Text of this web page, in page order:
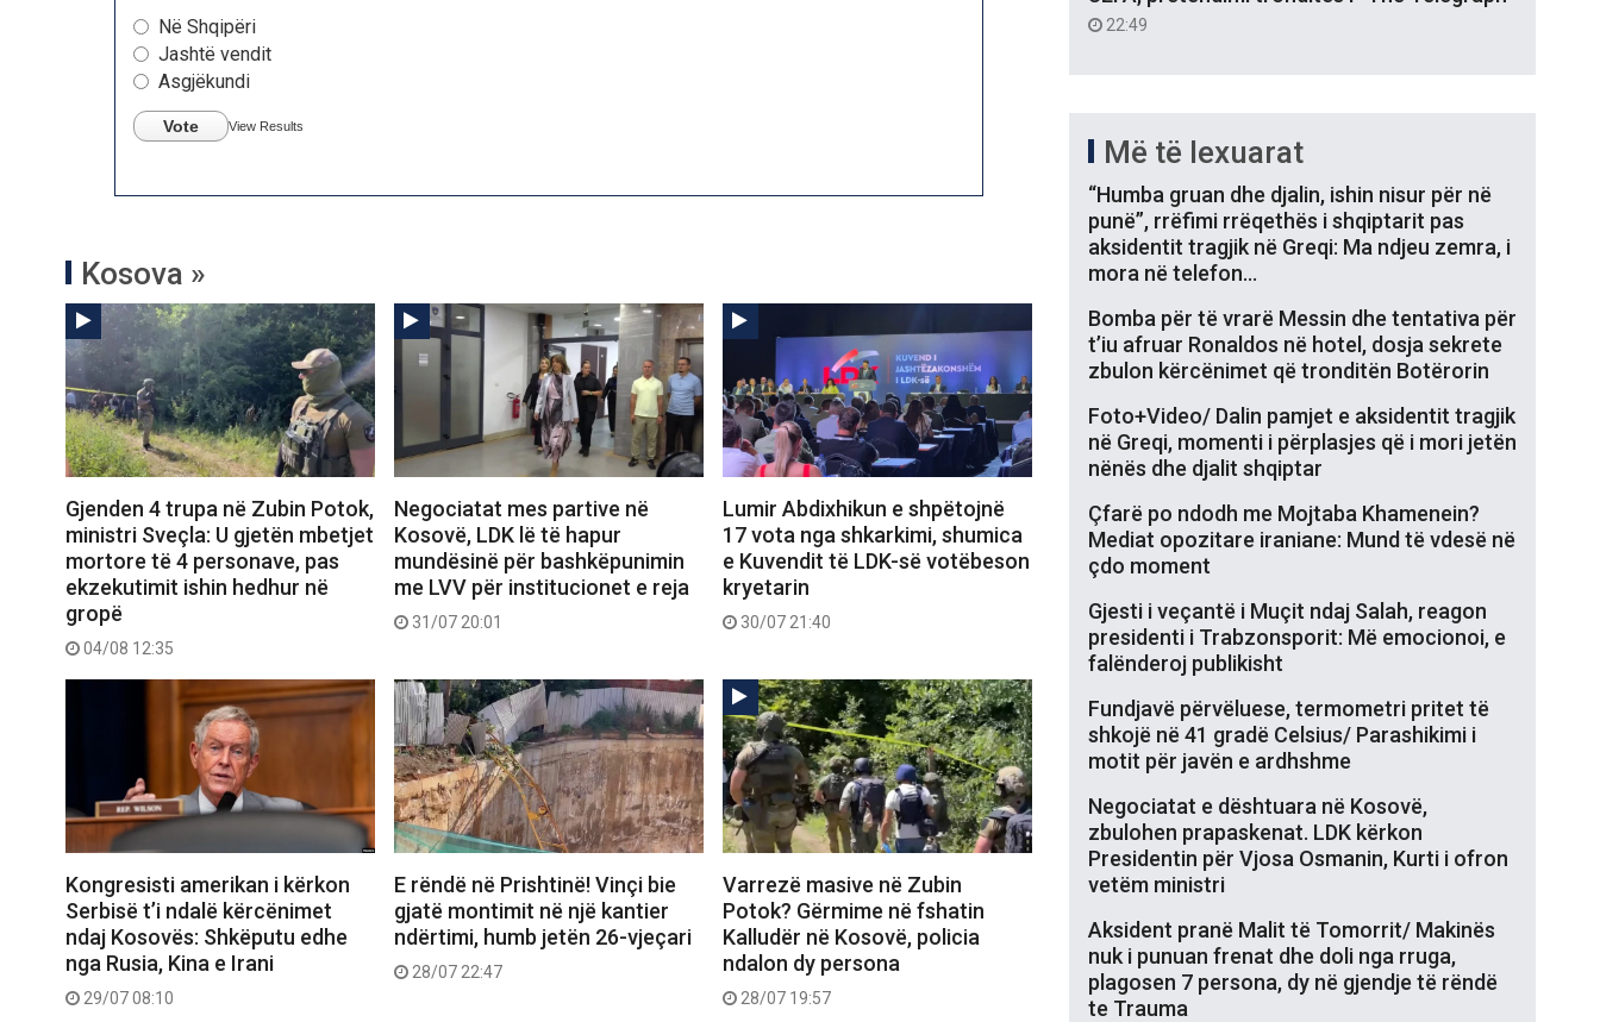
Në Shqipëri
Jashtë vendit
Asgjëkundi
Vote View Results
Kosova »
Gjenden 4 trupa në Zubin Potok,
ministri Sveçla: U gjetën mbetjet
mortore të 4 personave, pas
ekzekutimit ishin hedhur në
gropë
04/08 12:35
Negociatat mes partive në
Kosovë, LDK lë të hapur
mundësinë për bashkëpunimin
me LVV për institucionet e reja
31/07 20:01
Lumir Abdixhikun e shpëtojnë
17 vota nga shkarkimi, shumica
e Kuvendit të LDK-së votëbeson
kryetarin
30/07 21:40
Kongresisti amerikan i kërkon
Serbisë t’i ndalë kërcënimet
ndaj Kosovës: Shkëputu edhe
nga Rusia, Kina e Irani
29/07 08:10
E rëndë në Prishtinë! Vinçi bie
gjatë montimit në një kantier
ndërtimi, humb jetën 26-vjeçari
28/07 22:47
Varrezë masive në Zubin
Potok? Gërmime në fshatin
Kalludër në Kosovë, policia
ndalon dy persona
28/07 19:57
22:49
Më të lexuarat
“Humba gruan dhe djalin, ishin nisur për në
punë”, rrëfimi rrëqethës i shqiptarit pas
aksidentit tragjik në Greqi: Ma ndjeu zemra, i
mora në telefon…
Bomba për të vrarë Messin dhe tentativa për
t’iu afruar Ronaldos në hotel, dosja sekrete
zbulon kërcënimet që tronditën Botërorin
Foto+Video/ Dalin pamjet e aksidentit tragjik
në Greqi, momenti i përplasjes që i mori jetën
nënës dhe djalit shqiptar
Çfarë po ndodh me Mojtaba Khamenein?
Mediat opozitare iraniane: Mund të vdesë në
çdo moment
Gjesti i veçantë i Muçit ndaj Salah, reagon
presidenti i Trabzonsporit: Më emocionoi, e
falënderoj publikisht
Fundjavë përvëluese, termometri pritet të
shkojë në 41 gradë Celsius/ Parashikimi i
motit për javën e ardhshme
Negociatat e dështuara në Kosovë,
zbulohen prapaskenat. LDK kërkon
Presidentin për Vjosa Osmanin, Kurti i ofron
vetëm ministri
Aksident pranë Malit të Tomorrit/ Makinës
nuk i punuan frenat dhe doli nga rruga,
plagosen 7 persona, dy në gjendje të rëndë
te Trauma